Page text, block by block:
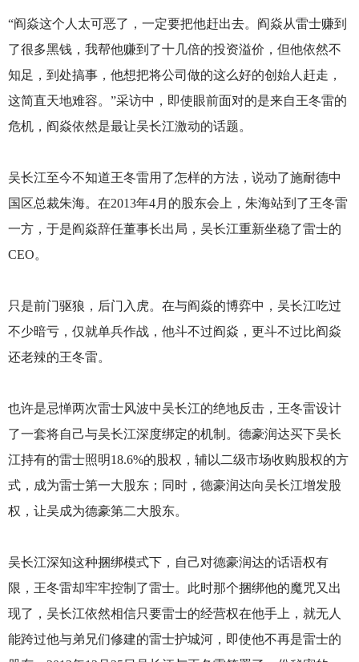
“阎焱这个人太可恶了，一定要把他赶出去。阎焱从雷士赚到
了很多黑钱，我帮他赚到了十几倍的投资溢价，但他依然不
知足，到处搞事，他想把将公司做的这么好的创始人赶走，
这简直天地难容。”采访中，即使眼前面对的是来自王冬雷的
危机，阎焱依然是最让吴长江激动的话题。
吴长江至今不知道王冬雷用了怎样的方法，说动了施耐德中
国区总裁朱海。在2013年4月的股东会上，朱海站到了王冬雷
一方，于是阎焱辞任董事长出局，吴长江重新坐稳了雷士的
CEO。
只是前门驱狼，后门入虎。在与阎焱的博弈中，吴长江吃过
不少暗亏，仅就单兵作战，他斗不过阎焱，更斗不过比阎焱
还老辣的王冬雷。
也许是忌惮两次雷士风波中吴长江的绝地反击，王冬雷设计
了一套将自己与吴长江深度绑定的机制。德豪润达买下吴长
江持有的雷士照明18.6%的股权，辅以二级市场收购股权的方
式，成为雷士第一大股东；同时，德豪润达向吴长江增发股
权，让吴成为德豪第二大股东。
吴长江深知这种捆绑模式下，自己对德豪润达的话语权有
限，王冬雷却牢牢控制了雷士。此时那个捆绑他的魔咒又出
现了，吴长江依然相信只要雷士的经营权在他手上，就无人
能跨过他与弟兄们修建的雷士护城河，即使他不再是雷士的